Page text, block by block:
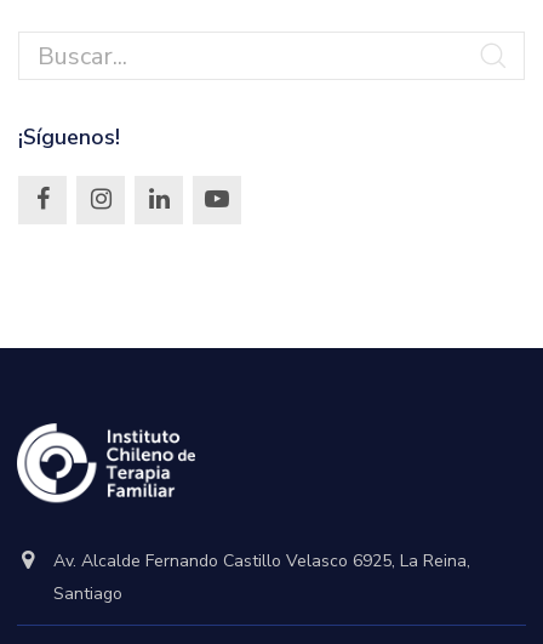
¡Síguenos!
Av. Alcalde Fernando Castillo Velasco 6925, La Reina,
Santiago